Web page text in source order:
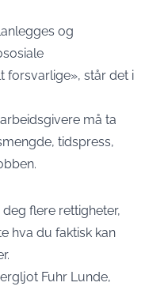
og
forsvarlige», står det i
må ta
tidspress,
flere rettigheter,
hva du faktisk kan
Fuhr Lunde,